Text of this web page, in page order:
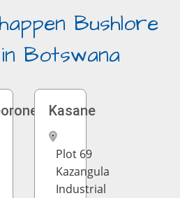
Bushlore
Botswana
Kasane
Plot 69
Kazangula
Industrial